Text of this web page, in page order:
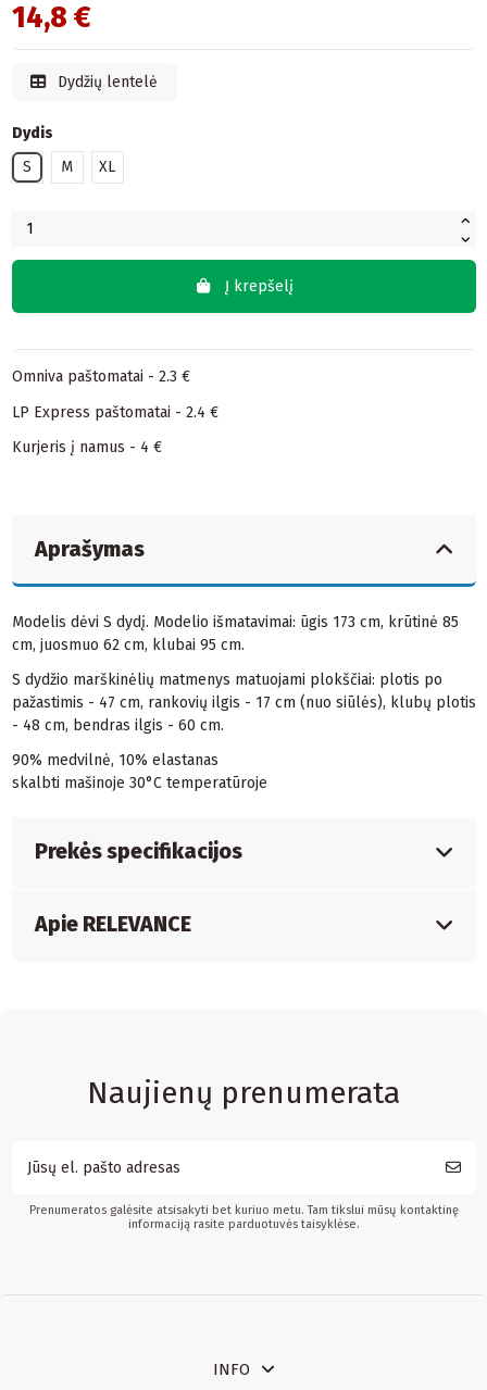
14,8 €
Dydžių lentelė
Dydis
S
M XL
Į krepšelį
Omniva paštomatai - 2.3 €
LP Express paštomatai - 2.4 €
Kurjeris į namus - 4 €
Aprašymas
Modelis dėvi S dydį. Modelio išmatavimai: ūgis 173 cm, krūtinė 85
cm, juosmuo 62 cm, klubai 95 cm.
S dydžio marškinėlių matmenys matuojami plokščiai: plotis po
pažastimis - 47 cm, rankovių ilgis - 17 cm (nuo siūlės), klubų plotis
- 48 cm, bendras ilgis - 60 cm.
90% medvilnė, 10% elastanas
skalbti mašinoje 30°C temperatūroje
Prekės specifikacijos
Apie RELEVANCE
Naujienų prenumerata
Prenumeratos galėsite atsisakyti bet kuriuo metu. Tam tikslui mūsų kontaktinę
informaciją rasite parduotuvės taisyklėse.
INFO